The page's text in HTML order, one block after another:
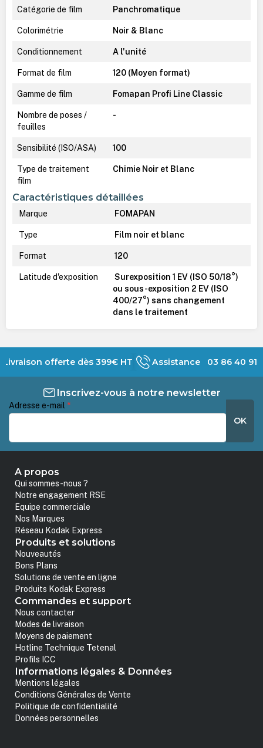
Catégorie de film Panchromatique
Colorimétrie Noir & Blanc
Conditionnement A l'unité
Format de film 120 (Moyen format)
Gamme de film Fomapan Profi Line Classic
Nombre de poses /
feuilles
-
Sensibilité (ISO/ASA) 100
Type de traitement
film
Chimie Noir et Blanc
Caractéristiques détaillées
Marque FOMAPAN
Type Film noir et blanc
Format 120
Latitude d'exposition
Surexposition 1 EV (ISO 50/18°)
ou sous-exposition 2 EV (ISO
400/27°) sans changement
dans le traitement
Livraison offerte dès 399€ HT Assistance 03 86 40 91
Inscrivez-vous à notre newsletter
Adresse e-mail *
OK
A propos
Qui sommes-nous ?
Notre engagement RSE
Equipe commerciale
Nos Marques
Réseau Kodak Express
Produits et solutions
Nouveautés
Bons Plans
Solutions de vente en ligne
Produits Kodak Express
Commandes et support
Nous contacter
Modes de livraison
Moyens de paiement
Hotline Technique Tetenal
Profils ICC
Informations légales & Données
Mentions légales
Conditions Générales de Vente
Politique de confidentialité
Données personnelles